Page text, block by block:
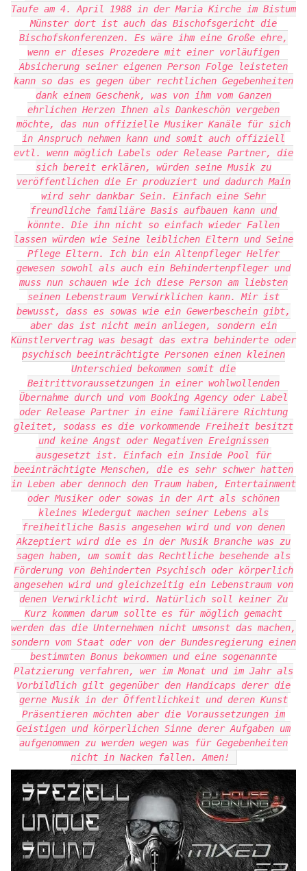
Taufe am 4. April 1988 in der Maria Kirche im Bistum
Münster dort ist auch das Bischofsgericht die
Bischofskonferenzen. Es wäre ihm eine Große ehre,
wenn er dieses Prozedere mit einer vorläufigen
Absicherung seiner eigenen Person Folge leisteten
kann so das es gegen über rechtlichen Gegebenheiten
dank einem Geschenk, was von ihm vom Ganzen
ehrlichen Herzen Ihnen als Dankeschön vergeben
möchte, das nun offizielle Musiker Kanäle für sich
in Anspruch nehmen kann und somit auch offiziell
evtl. wenn möglich Labels oder Release Partner, die
sich bereit erklären, würden seine Musik zu
veröffentlichen die Er produziert und dadurch Main
wird sehr dankbar Sein. Einfach eine Sehr
freundliche familiäre Basis aufbauen kann und
könnte. Die ihn nicht so einfach wieder Fallen
lassen würden wie Seine leiblichen Eltern und Seine
Pflege Eltern. Ich bin ein Altenpfleger Helfer
gewesen sowohl als auch ein Behindertenpfleger und
muss nun schauen wie ich diese Person am liebsten
seinen Lebenstraum Verwirklichen kann. Mir ist
bewusst, dass es sowas wie ein Gewerbeschein gibt,
aber das ist nicht mein anliegen, sondern ein
Künstlervertrag was besagt das extra behinderte oder
psychisch beeinträchtigte Personen einen kleinen
Unterschied bekommen somit die
Beitrittvoraussetzungen in einer wohlwollenden
Übernahme durch und vom Booking Agency oder Label
oder Release Partner in eine familiärere Richtung
gleitet, sodass es die vorkommende Freiheit besitzt
und keine Angst oder Negativen Ereignissen
ausgesetzt ist. Einfach ein Inside Pool für
beeinträchtigte Menschen, die es sehr schwer hatten
in Leben aber dennoch den Traum haben, Entertainment
oder Musiker oder sowas in der Art als schönen
kleines Wiedergut machen seiner Lebens als
freiheitliche Basis angesehen wird und von denen
Akzeptiert wird die es in der Musik Branche was zu
sagen haben, um somit das Rechtliche besehende als
Förderung von Behinderten Psychisch oder körperlich
angesehen wird und gleichzeitig ein Lebenstraum von
denen Verwirklicht wird. Natürlich soll keiner Zu
Kurz kommen darum sollte es für möglich gemacht
werden das die Unternehmen nicht umsonst das machen,
sondern vom Staat oder von der Bundesregierung einen
bestimmten Bonus bekommen und eine sogenannte
Platzierung verfahren, wer im Monat und im Jahr als
Vorbildlich gilt gegenüber den Handicaps derer die
gerne Musik in der Öffentlichkeit und deren Kunst
Präsentieren möchten aber die Voraussetzungen im
Geistigen und körperlichen Sinne derer Aufgaben um
aufgenommen zu werden wegen was für Gegebenheiten
nicht in Nacken fallen. Amen!